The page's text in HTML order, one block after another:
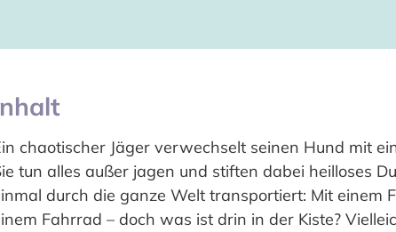
chaotischer Jäger verwechselt seinen Hund mit
tun alles außer jagen und stiften dabei heilloses
durch die ganze Welt transportiert: Mit einem
Fahrrad – doch was ist drin in der Kiste?